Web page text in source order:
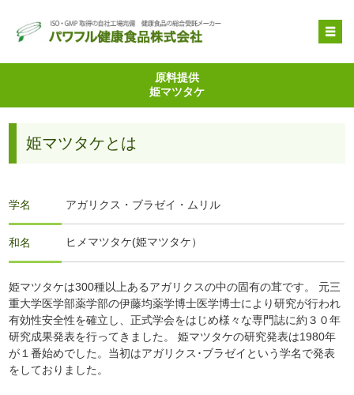
OEM受託製造
原料提供
姫マツタケ
姫マツタケとは
学名 アガリクス・ブラゼイ・ムリル
和名 ヒメマツタケ(姫マツタケ）
姫マツタケは300種以上あるアガリクスの中の固有の茸です。 元三
重大学医学部薬学部の伊藤均薬学博士医学博士により研究が行われ
有効性安全性を確立し、正式学会をはじめ様々な専門誌に約３０年
研究成果発表を行ってきました。 姫マツタケの研究発表は1980年
が１番始めでした。当初はアガリクス･ブラゼイという学名で発表
をしておりました。